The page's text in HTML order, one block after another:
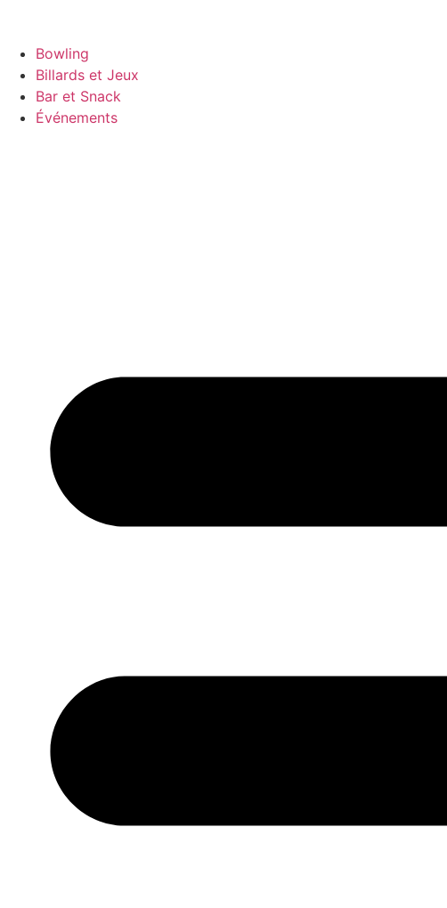
Bowling
Billards et Jeux
Bar et Snack
Événements